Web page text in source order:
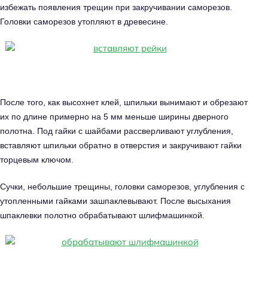
избежать появления трещин при закручивании саморезов.
Головки саморезов утопляют в древесине.
После того, как высохнет клей, шпильки вынимают и обрезают
их по длине примерно на 5 мм меньше ширины дверного
полотна. Под гайки с шайбами рассверливают углубления,
вставляют шпильки обратно в отверстия и закручивают гайки
торцевым ключом.
Сучки, небольшие трещины, головки саморезов, углубления с
утопленными гайками зашпаклевывают. После высыхания
шпаклевки полотно обрабатывают шлифмашинкой.